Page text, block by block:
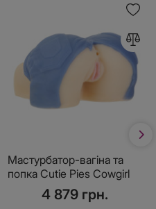
Мастурбатор-вагіна та
попка Cutie Pies Cowgirl
Callie Vagina&Ass
Masturbator, віброкуля в
4 879 грн.